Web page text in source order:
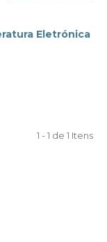
Eletrónica
1 - 1 de 1 Itens